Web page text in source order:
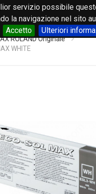
servizio possibile
la navigazione nel sito
Accetto Ulteriori
ROLAND Originale
WHITE